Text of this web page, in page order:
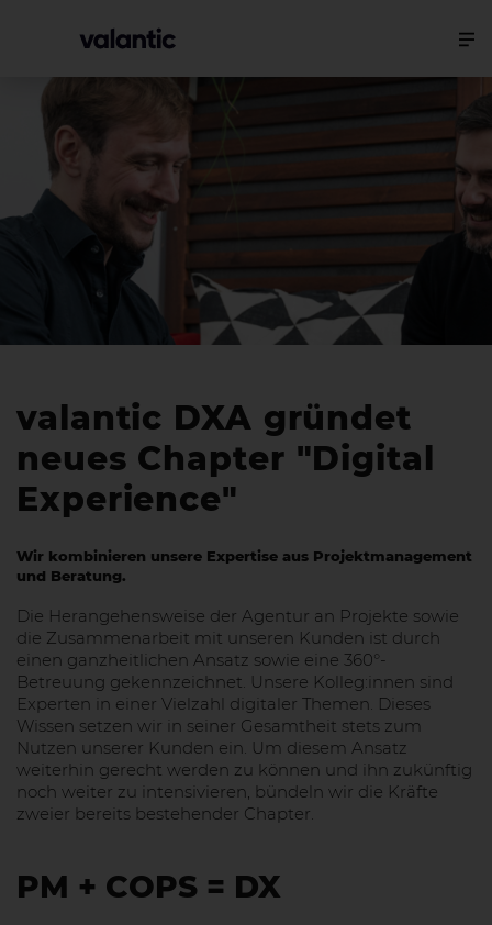
valantic DXA gründet
neues Chapter "Digital
Experience"
Wir kombinieren unsere Expertise aus Projektmanagement
und Beratung.
Die Herangehensweise der Agentur an Projekte sowie
die Zusammenarbeit mit unseren Kunden ist durch
einen ganzheitlichen Ansatz sowie eine 360°-
Betreuung gekennzeichnet. Unsere Kolleg:innen sind
Experten in einer Vielzahl digitaler Themen. Dieses
Wissen setzen wir in seiner Gesamtheit stets zum
Nutzen unserer Kunden ein. Um diesem Ansatz
weiterhin gerecht werden zu können und ihn zukünftig
noch weiter zu intensivieren, bündeln wir die Kräfte
zweier bereits bestehender Chapter.
PM + COPS = DX